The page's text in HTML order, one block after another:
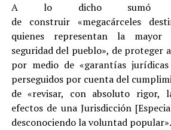
A lo dicho sumó
de construir «megacárceles
quienes representan la mayor
seguridad del pueblo», de proteger
por medio de «garantías
perseguidos por cuenta del
de «revisar, con absoluto rigor,
efectos de una Jurisdicción
desconociendo la voluntad popular».